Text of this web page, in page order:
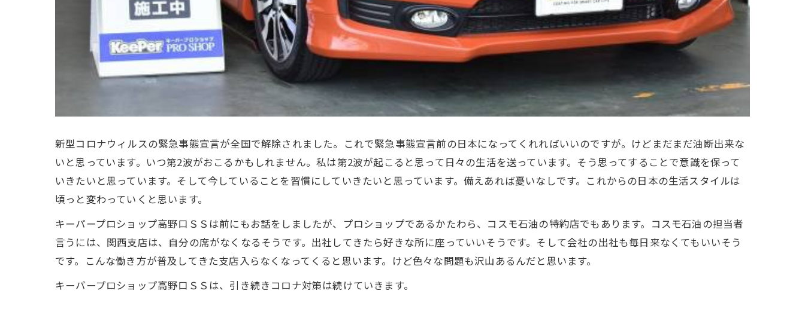
新型コロナウィルスの緊急事態宣言が全国で解除されました。これで緊急事態宣言前の日本になってくれればいいのですが。けどまだまだ油断出来な
いと思っています。いつ第2波がおこるかもしれません。私は第2波が起こると思って日々の生活を送っています。そう思ってすることで意識を保って
いきたいと思っています。そして今していることを習慣にしていきたいと思っています。備えあれば憂いなしです。これからの日本の生活スタイルは
頃っと変わっていくと思います。
キーパープロショップ高野口ＳＳは前にもお話をしましたが、プロショップであるかたわら、コスモ石油の特約店でもあります。コスモ石油の担当者
言うには、関西支店は、自分の席がなくなるそうです。出社してきたら好きな所に座っていいそうです。そして会社の出社も毎日来なくてもいいそう
です。こんな働き方が普及してきた支店入らなくなってくると思います。けど色々な問題も沢山あるんだと思います。
キーパープロショップ高野口ＳＳは、引き続きコロナ対策は続けていきます。